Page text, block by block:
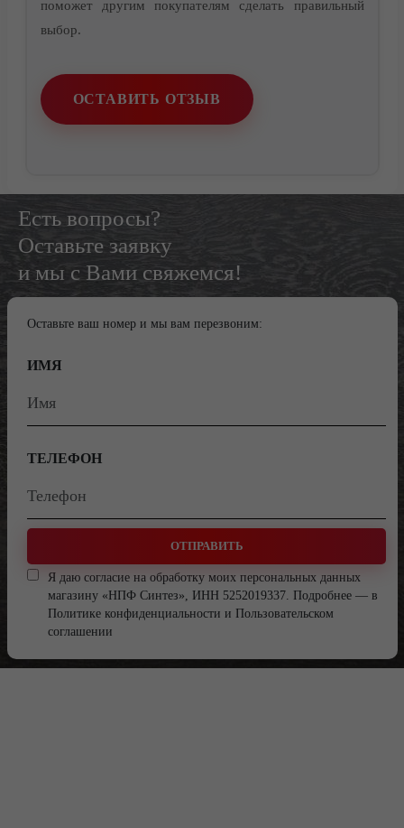
поможет другим покупателям сделать правильный
выбор.
ОСТАВИТЬ ОТЗЫВ
Есть вопросы?
Оставьте заявку
и мы с Вами свяжемся!
Оставьте ваш номер и мы вам перезвоним:
ИМЯ
ТЕЛЕФОН
ОТПРАВИТЬ
Я даю согласие на обработку моих персональных данных
магазину «НПФ Синтез», ИНН 5252019337. Подробнее — в
Политике конфиденциальности и Пользовательском
соглашении